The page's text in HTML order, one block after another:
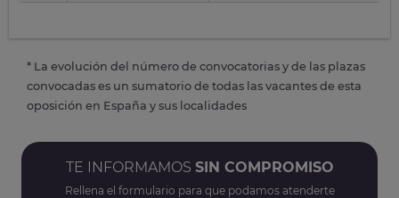
* La evolución del número de convocatorias y de las plazas
convocadas es un sumatorio de todas las vacantes de esta
oposición en España y sus localidades
TE INFORMAMOS SIN COMPROMISO
Rellena el formulario para que podamos atenderte